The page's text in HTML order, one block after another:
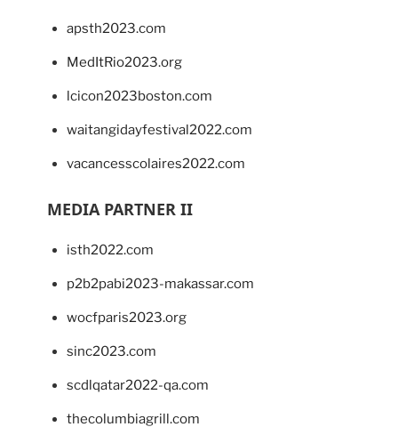
apsth2023.com
MedItRio2023.org
lcicon2023boston.com
waitangidayfestival2022.com
vacancesscolaires2022.com
MEDIA PARTNER II
isth2022.com
p2b2pabi2023-makassar.com
wocfparis2023.org
sinc2023.com
scdlqatar2022-qa.com
thecolumbiagrill.com